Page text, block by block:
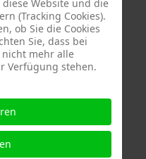
Website und die
(Tracking Cookies).
ob Sie die Cookies
Sie, dass bei
mehr alle
Verfügung stehen.